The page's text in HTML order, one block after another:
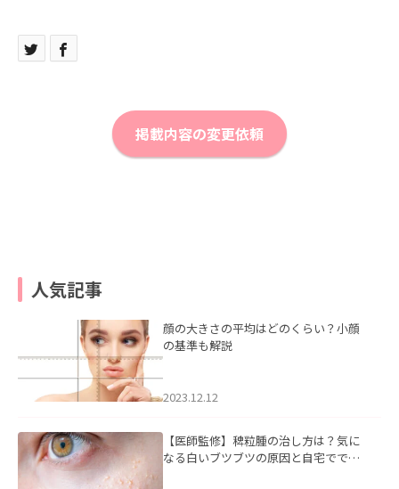
掲載内容の変更依頼
人気記事
顔の大きさの平均はどのくらい？小顔
の基準も解説
2023.12.12
【医師監修】稗粒腫の治し方は？気に
なる白いブツブツの原因と自宅ででき